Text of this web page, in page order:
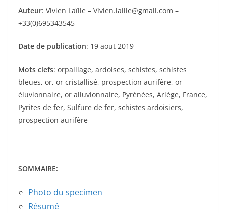
Auteur: Vivien Laïlle – Vivien.laille@gmail.com –
+33(0)695343545
Date de publication: 19 aout 2019
Mots clefs: orpaillage, ardoises, schistes, schistes
bleues, or, or cristallisé, prospection aurifère, or
éluvionnaire, or alluvionnaire, Pyrénées, Ariège, France,
Pyrites de fer, Sulfure de fer, schistes ardoisiers,
prospection aurifère
SOMMAIRE:
Photo du specimen
Résumé